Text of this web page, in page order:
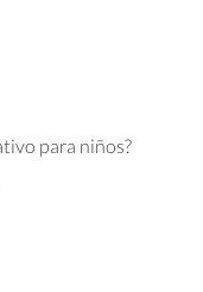
para niños?